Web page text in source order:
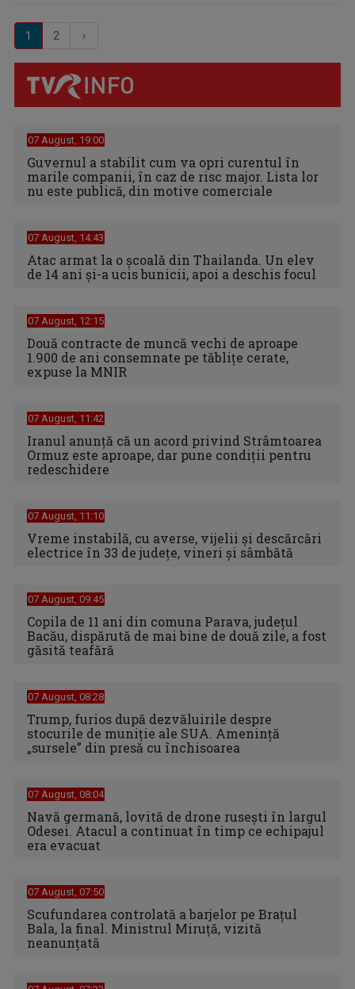
1 2 ›
07 August, 19:00
Guvernul a stabilit cum va opri curentul în
marile companii, în caz de risc major. Lista lor
nu este publică, din motive comerciale
07 August, 14:43
Atac armat la o școală din Thailanda. Un elev
de 14 ani și-a ucis bunicii, apoi a deschis focul
07 August, 12:15
Două contracte de muncă vechi de aproape
1.900 de ani consemnate pe tăblițe cerate,
expuse la MNIR
07 August, 11:42
Iranul anunță că un acord privind Strâmtoarea
Ormuz este aproape, dar pune condiții pentru
redeschidere
07 August, 11:10
Vreme instabilă, cu averse, vijelii şi descărcări
electrice în 33 de judeţe, vineri şi sâmbătă
07 August, 09:45
Copila de 11 ani din comuna Parava, judeţul
Bacău, dispărută de mai bine de două zile, a fost
găsită teafără
07 August, 08:28
Trump, furios după dezvăluirile despre
stocurile de muniție ale SUA. Amenință
„sursele” din presă cu închisoarea
07 August, 08:04
Navă germană, lovită de drone rusești în largul
Odesei. Atacul a continuat în timp ce echipajul
era evacuat
07 August, 07:50
Scufundarea controlată a barjelor pe Brațul
Bala, la final. Ministrul Miruță, vizită
neanunțată